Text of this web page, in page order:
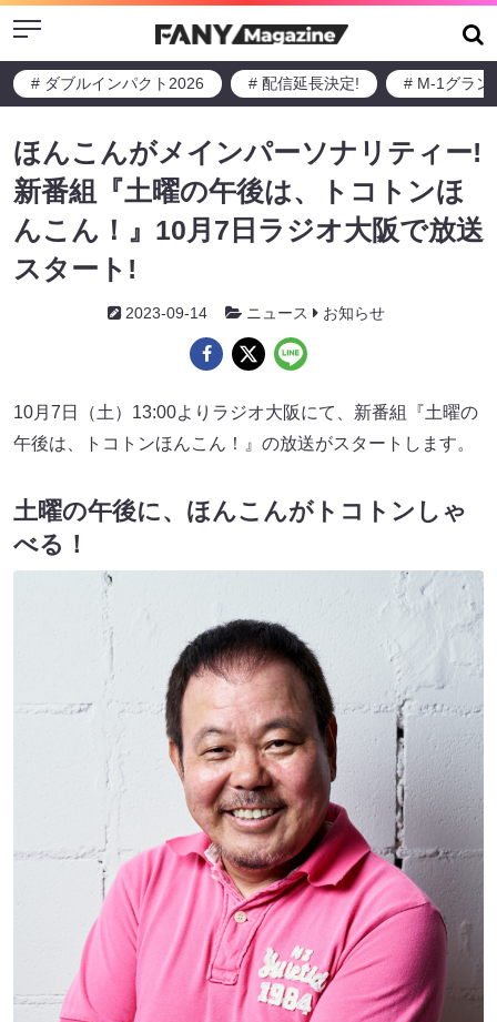
Menu
# ダブルインパクト2026 # 配信延長決定! # M-1グラン
ほんこんがメインパーソナリティー!
新番組『土曜の午後は、トコトンほ
んこん！』10月7日ラジオ大阪で放送
スタート!
2023-09-14 ニュース お知らせ
10月7日（土）13:00よりラジオ⼤阪にて、新番組『⼟曜の
午後は、トコトンほんこん！』の放送がスタートします。
⼟曜の午後に、ほんこんがトコトンしゃ
べる！